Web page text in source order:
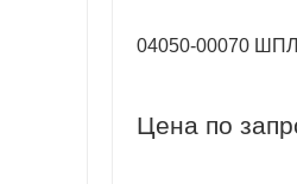
04050-00070
Цена по